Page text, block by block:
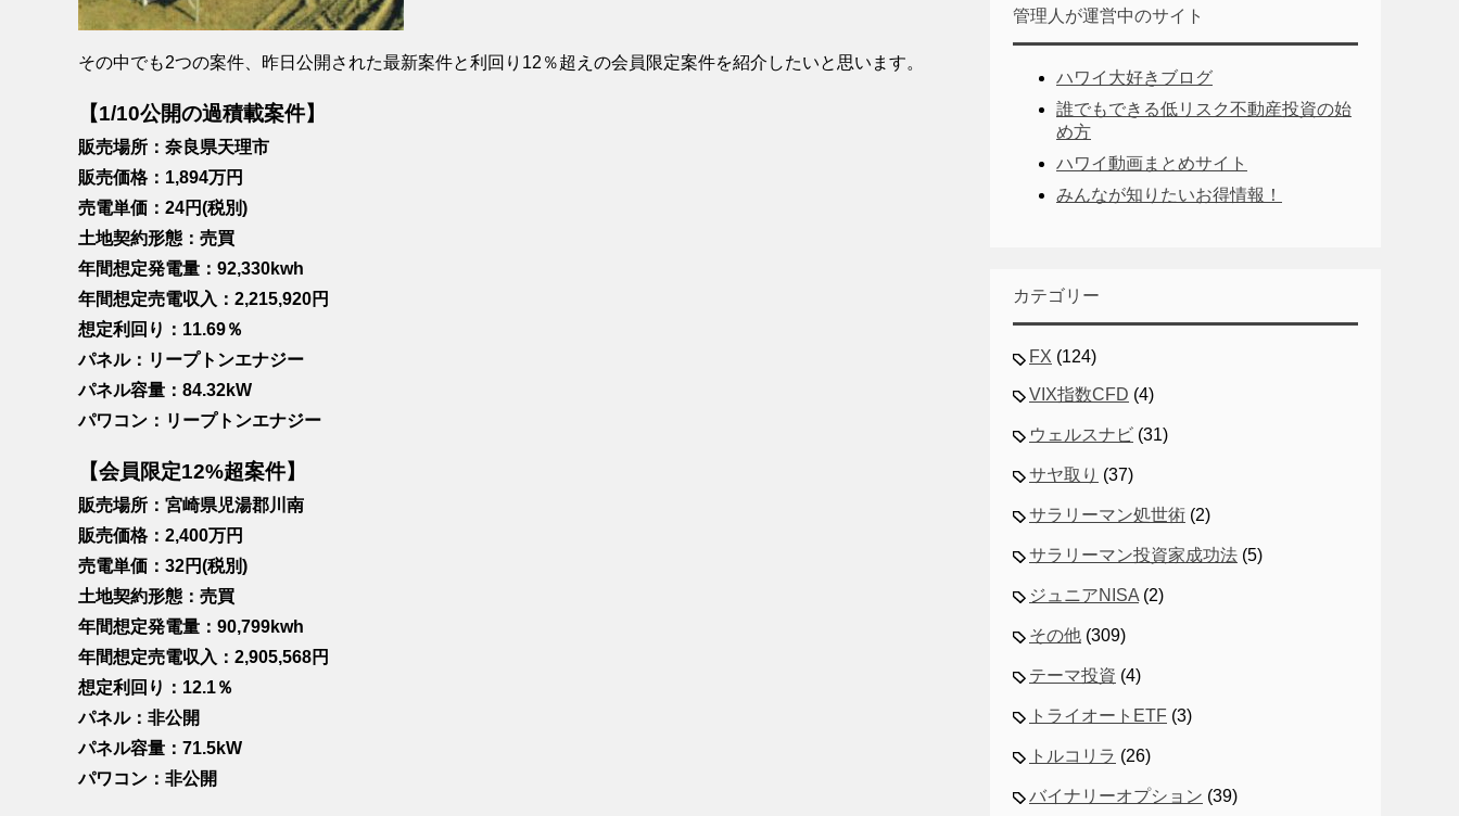
その中でも2つの案件、昨日公開された最新案件と利回り12％超えの会員限定案件を紹介したいと思います。
【1/10公開の過積載案件】
販売場所：奈良県天理市
販売価格：1,894万円
売電単価：24円(税別)
土地契約形態：売買
年間想定発電量：92,330kwh
年間想定売電収入：2,215,920円
想定利回り：11.69％
パネル：リープトンエナジー
パネル容量：84.32kW
パワコン：リープトンエナジー
【会員限定12%超案件】
販売場所：宮崎県児湯郡川南
販売価格：2,400万円
売電単価：32円(税別)
土地契約形態：売買
年間想定発電量：90,799kwh
年間想定売電収入：2,905,568円
想定利回り：12.1％
パネル：非公開
パネル容量：71.5kW
パワコン：非公開
管理人が運営中のサイト
ハワイ大好きブログ
誰でもできる低リスク不動産投資の始
め方
ハワイ動画まとめサイト
みんなが知りたいお得情報！
カテゴリー
FX (124)
VIX指数CFD (4)
ウェルスナビ (31)
サヤ取り (37)
サラリーマン処世術 (2)
サラリーマン投資家成功法 (5)
ジュニアNISA (2)
その他 (309)
テーマ投資 (4)
トライオートETF (3)
トルコリラ (26)
バイナリーオプション (39)